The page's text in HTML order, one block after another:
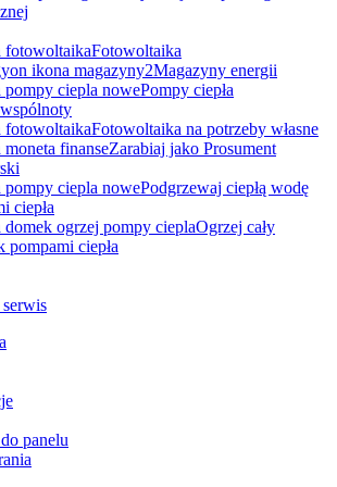
Fotowoltaika
Magazyny energii
Pompy ciepła
Fotowoltaika na potrzeby własne
Zarabiaj jako Prosument
Podgrzewaj ciepłą wodę
ciepła
Ogrzej cały
pompami ciepła
panelu